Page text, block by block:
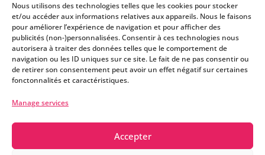
Nous utilisons des technologies telles que les cookies pour stocker
et/ou accéder aux informations relatives aux appareils. Nous le faisons
pour améliorer l’expérience de navigation et pour afficher des
publicités (non-)personnalisées. Consentir à ces technologies nous
autorisera à traiter des données telles que le comportement de
navigation ou les ID uniques sur ce site. Le fait de ne pas consentir ou
de retirer son consentement peut avoir un effet négatif sur certaines
fonctonnalités et caractéristiques.
Manage services
Accepter